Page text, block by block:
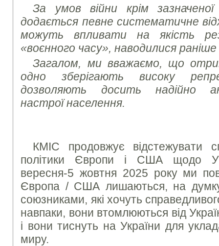
За умов війни крім
додається певне систематичне
можуть впливати на якість
«воєнного часу», наводилися
Загалом, ми вважаємо, що
одно зберігають високу
дозволяють досить надійно
настрої населення.
КМІС продовжує відстежувати
політики Європи і США щодо
вересня-5 жовтня 2025 року ми
Європа / США лишаються, на думку
союзниками, які хочуть
навпаки, вони втомлюються від
і вони тиснуть на України для
миру.